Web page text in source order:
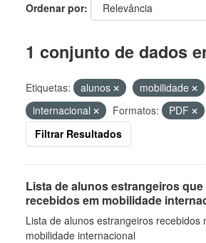
Ordenar por
1 conjunto de dados
Etiquetas: alunos mobilidade
internacional
Formatos: PDF
Filtrar Resultados
Lista de alunos estrangeiros
recebidos em mobilidade
Lista de alunos estrangeiros recebidos
mobilidade internacional